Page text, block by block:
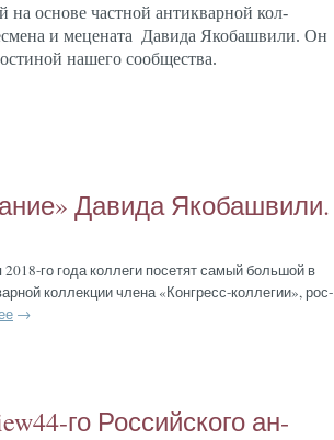
на ос­но­ве час­тной ан­тиквар­ной кол­
и ме­цена­та Да­вида Яко­баш­ви­ли. Он
на­шего со­об­щес­тва.
Да­вида Яко­баш­ви­ли.
го го­да кол­ле­ги по­сетят са­мый боль­шой в
кол­лекции чле­на «Кон­гресс-кол­ле­гии», рос­
→
го Рос­сий­ско­го ан­